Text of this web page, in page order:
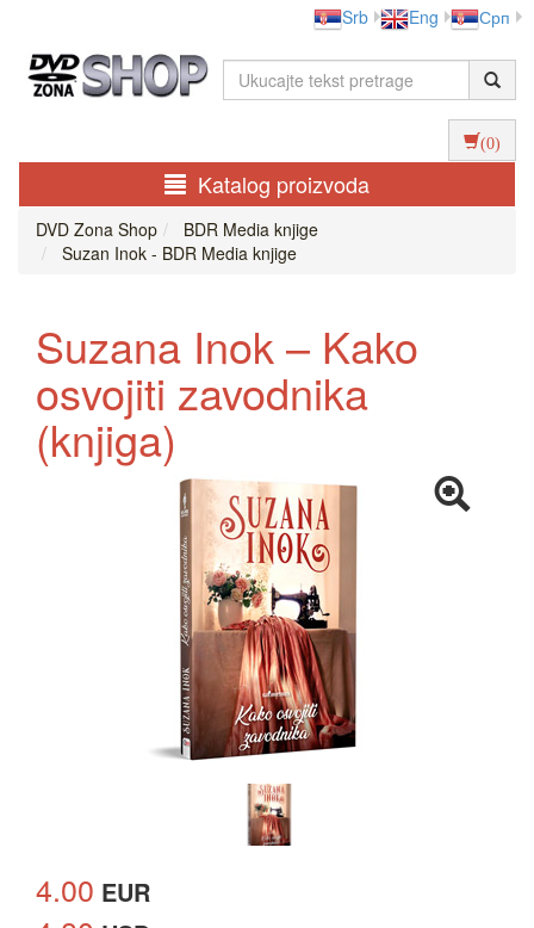
Srb Eng Срп
(0)
Katalog proizvoda
DVD Zona Shop
BDR Media knjige
Suzan Inok - BDR Media knjige
Suzana Inok – Kako
osvojiti zavodnika
(knjiga)
4.00 EUR